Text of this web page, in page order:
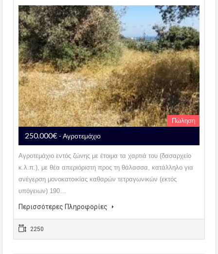
Πώληση
250.000€ - Αγροτεμάχιο
Αγροτεμάχιο εντός ζώνης με έτοιμα τα χαρτιά του (δασαρχείο
κ.λ.π.), με θέα απεριόριστη προς τη θάλασσα, κατάλληλο για
ανέγερση μονοκατοικίας καθαρών τετραγωνικών (εκτός
υπόγειων) 190…
Περισσότερες Πληροφορίες
2250